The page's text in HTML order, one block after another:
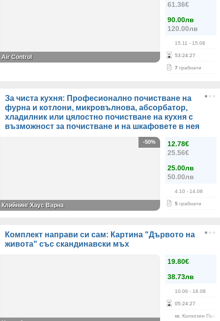
61.36€
90.00лв
120.00лв
15.11 - 15.08
53:24:27
7 грабнати
Air Control
За чиста кухня: Професионално почистване на
фурна и котлони, микровълнова, абсорбатор,
хладилник или цялостно почистване на кухня с
възможност за почистване и на шкафовете в нея
12.78€
25.56€
25.00лв
50.00лв
4.10 - 14.08
5 грабнати
-50%
Клийнинг Хаус Варна
Комплект направи си сам: Картина "Дървото на
живота" със скандинавски мъх
19.80€
38.73лв
10.06 - 18.08
05:24:27
кв. Колхозен